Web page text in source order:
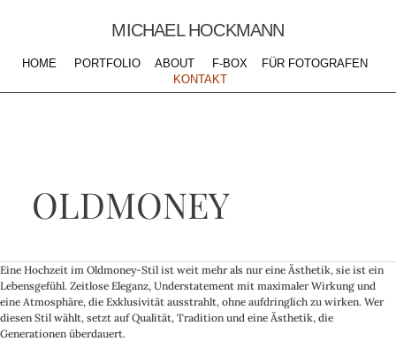
MICHAEL HOCKMANN
HOME PORTFOLIO ABOUT F-BOX
FÜR FOTOGRAFEN
KONTAKT
OLDMONEY
Eine Hochzeit im Oldmoney-Stil ist weit mehr als nur eine Ästhetik, sie ist ein
Lebensgefühl. Zeitlose Eleganz, Understatement mit maximaler Wirkung und
eine Atmosphäre, die Exklusivität ausstrahlt, ohne aufdringlich zu wirken. Wer
diesen Stil wählt, setzt auf Qualität, Tradition und eine Ästhetik, die
Generationen überdauert.